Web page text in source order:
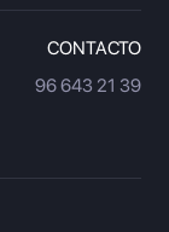
CONTACTO
96 643 21 39